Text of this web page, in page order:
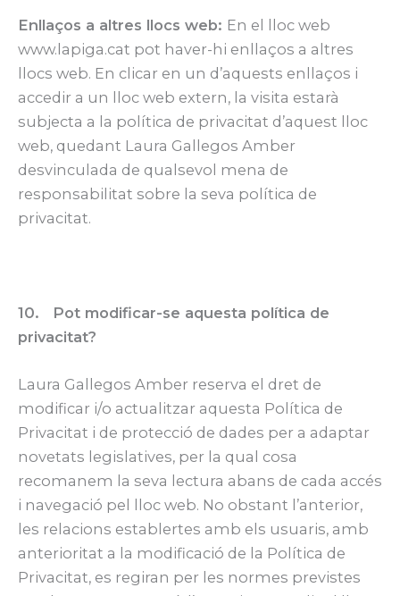
Enllaços a altres llocs web: En el lloc web
www.lapiga.cat pot haver-hi enllaços a altres
llocs web. En clicar en un d’aquests enllaços i
accedir a un lloc web extern, la visita estarà
subjecta a la política de privacitat d’aquest lloc
web, quedant Laura Gallegos Amber
desvinculada de qualsevol mena de
responsabilitat sobre la seva política de
privacitat.
10. Pot modificar-se aquesta política de
privacitat?
Laura Gallegos Amber reserva el dret de
modificar i/o actualitzar aquesta Política de
Privacitat i de protecció de dades per a adaptar
novetats legislatives, per la qual cosa
recomanem la seva lectura abans de cada accés
i navegació pel lloc web. No obstant l’anterior,
les relacions establertes amb els usuaris, amb
anterioritat a la modificació de la Política de
Privacitat, es regiran per les normes previstes